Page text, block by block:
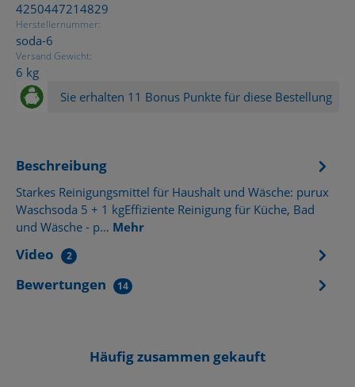
4250447214829
Herstellernummer:
soda-6
Versand Gewicht:
6 kg
Sie erhalten 11 Bonus Punkte für diese Bestellung
Beschreibung
Starkes Reinigungsmittel für Haushalt und Wäsche: purux
Waschsoda 5 + 1 kgEffiziente Reinigung für Küche, Bad
und Wäsche - p… Mehr
Video 2
Bewertungen 14
Häufig zusammen gekauft